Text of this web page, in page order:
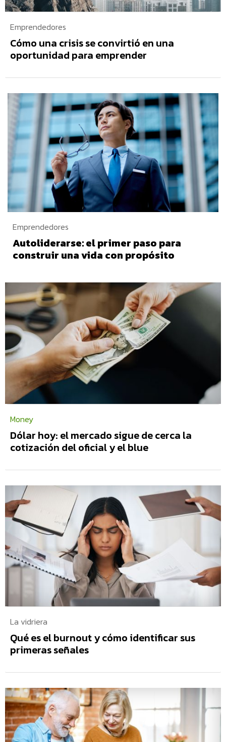
Emprendedores
Cómo una crisis se convirtió en una
oportunidad para emprender
Emprendedores
Autoliderarse: el primer paso para
construir una vida con propósito
Money
Dólar hoy: el mercado sigue de cerca la
cotización del oficial y el blue
La vidriera
Qué es el burnout y cómo identificar sus
primeras señales